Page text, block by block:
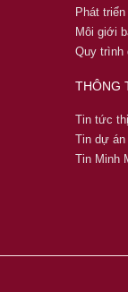
Phát
Môi giới
Quy trình
THÔNG
Tin tức
Tin dự án
Tin Minh